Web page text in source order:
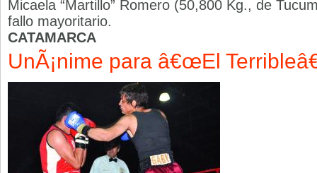
Micaela “Martillo” Romero (50,800 Kg., de
fallo mayoritario.
CATAMARCA
UnÃ¡nime para â€œEl